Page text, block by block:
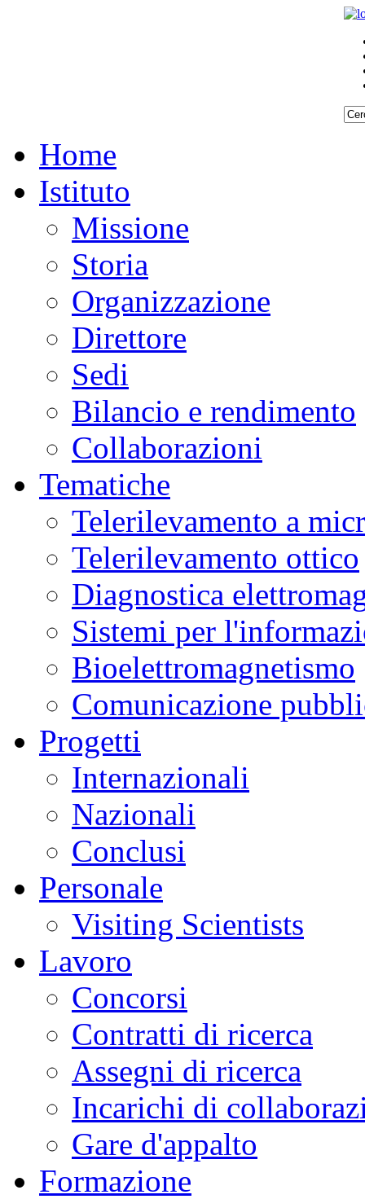
Home
Istituto
Missione
Storia
Organizzazione
Direttore
Sedi
Bilancio e rendimento
Collaborazioni
Tematiche
Telerilevamento a
Telerilevamento ottico
Diagnostica
Sistemi per
Bioelettromagnetismo
Comunicazione
Progetti
Internazionali
Nazionali
Conclusi
Personale
Visiting Scientists
Lavoro
Concorsi
Contratti di ricerca
Assegni di ricerca
Incarichi di
Gare d'appalto
Formazione